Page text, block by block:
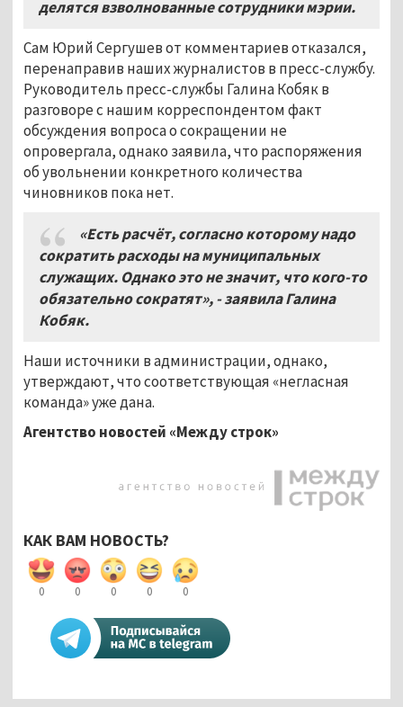
делятся взволнованные сотрудники мэрии.
Сам Юрий Сергушев от комментариев отказался,
перенаправив наших журналистов в пресс-службу.
Руководитель пресс-службы Галина Кобяк в
разговоре с нашим корреспондентом факт
обсуждения вопроса о сокращении не
опровергала, однако заявила, что распоряжения
об увольнении конкретного количества
чиновников пока нет.
«Есть расчёт, согласно которому надо
сократить расходы на муниципальных
служащих. Однако это не значит, что кого-то
обязательно сократят», - заявила Галина
Кобяк.
Наши источники в администрации, однако,
утверждают, что соответствующая «негласная
команда» уже дана.
Агентство новостей «Между строк»
КАК ВАМ НОВОСТЬ?
0 0 0 0 0